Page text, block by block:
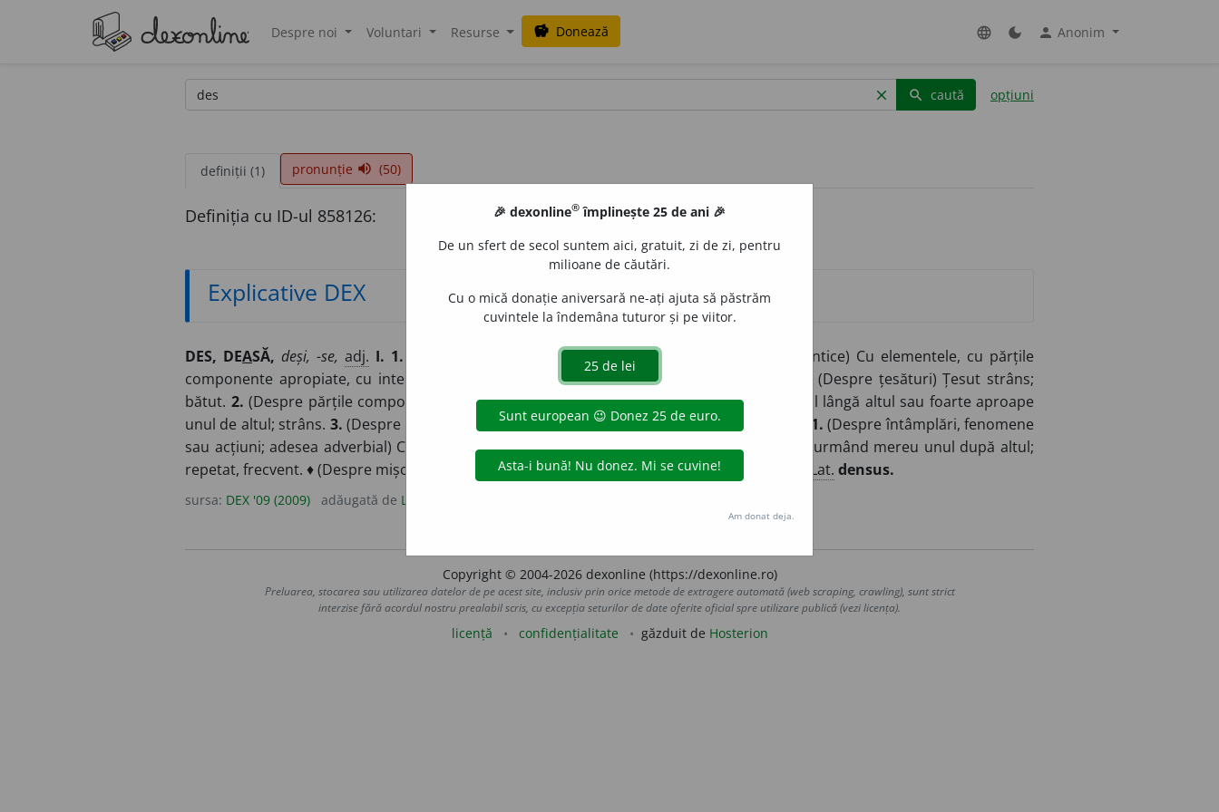
Despre noi Voluntari Resurse savings Donează language dark_mode person Anonim
clear search caută opțiuni
definiții (1) pronunție volume_up (50)
Definiția cu ID-ul 858126:
Explicative DEX
DES, DEASĂ, deși, -se, adj. I. 1. (Despre colectivități sau corpuri compuse din unități identice) Cu elementele, cu părțile
componente apropiate, cu intervale foarte mici sau cu foarte puține goluri între părți. ♦ (Despre țesături) Țesut strâns;
bătut. 2. (Despre părțile componente ale unei colectivități sau ale unei unități) Așezat unul lângă altul sau foarte aproape
unul de altul; strâns. 3. (Despre ploaie, ceață, umbră etc.) Compact, dens; de nepătruns. II. 1. (Despre întâmplări, fenomene
sau acțiuni; adesea adverbial) Care se repetă de (mai) multe ori la intervale mici de timp, urmând mereu unul după altul;
repetat, frecvent. ♦ (Despre mișcări care se repetă; adesea adverbial) Repede, iute, grăbit. –
Lat. densus.
sursa: DEX '09 (2009) adăugată de LauraGellner
Copyright © 2004-2026 dexonline (https://dexonline.ro)
Preluarea, stocarea sau utilizarea datelor de pe acest site, inclusiv prin orice metode de extragere automată (web scraping, crawling), sunt strict
interzise fără acordul nostru prealabil scris, cu excepția seturilor de date oferite oficial spre utilizare publică (vezi licența).
licență confidențialitate găzduit de Hosterion
🎉 dexonline® împlinește 25 de ani 🎉
De un sfert de secol suntem aici, gratuit, zi de zi, pentru
milioane de căutări.
Cu o mică donație aniversară ne-ați ajuta să păstrăm
cuvintele la îndemâna tuturor și pe viitor.
Am donat deja.